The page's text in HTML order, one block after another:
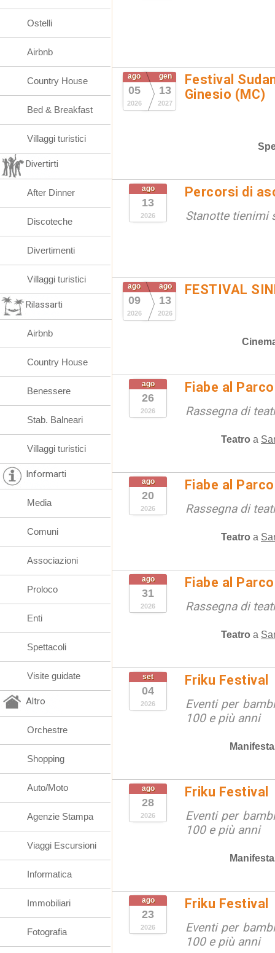
ago
05
2026
gen
13
2027
Festival
Ginesio (MC)
ago
13
2026
Percorsi di
Stanotte tienimi
ago
09
2026
ago
13
2026
FESTIVAL
ago
26
2026
Fiabe al
Rassegna di
Teatro a
ago
20
2026
Fiabe al
Rassegna di
Teatro a
ago
31
2026
Fiabe al
Rassegna di
Teatro a
set
04
2026
Friku Festival
Eventi per
100 e più anni
ago
28
2026
Friku Festival
Eventi per
100 e più anni
ago
23
2026
Friku Festival
Eventi per
100 e più anni
Ostelli
Airbnb
Country House
Bed & Breakfast
Villaggi turistici
Divertirti
After Dinner
Discoteche
Divertimenti
Villaggi turistici
Rilassarti
Airbnb
Country House
Benessere
Stab. Balneari
Villaggi turistici
Informarti
Media
Comuni
Associazioni
Proloco
Enti
Spettacoli
Visite guidate
Altro
Orchestre
Shopping
Auto/Moto
Agenzie Stampa
Viaggi Escursioni
Informatica
Immobiliari
Fotografia